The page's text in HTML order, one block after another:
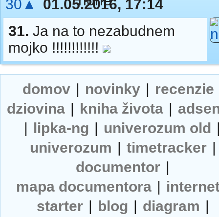
30▲
01.05.2016, 17:14
31. Ja na to nezabudnem
mojko !!!!!!!!!!!!
domov | novinky | recenzie
dziovina | kniha života |
| lipka-ng | univerozum old
univerozum | timetracker |
documentor |
mapa documentora |
starter | blog | diagram |